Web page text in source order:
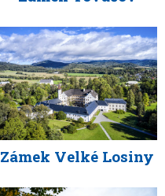
Zámek Velké Losiny